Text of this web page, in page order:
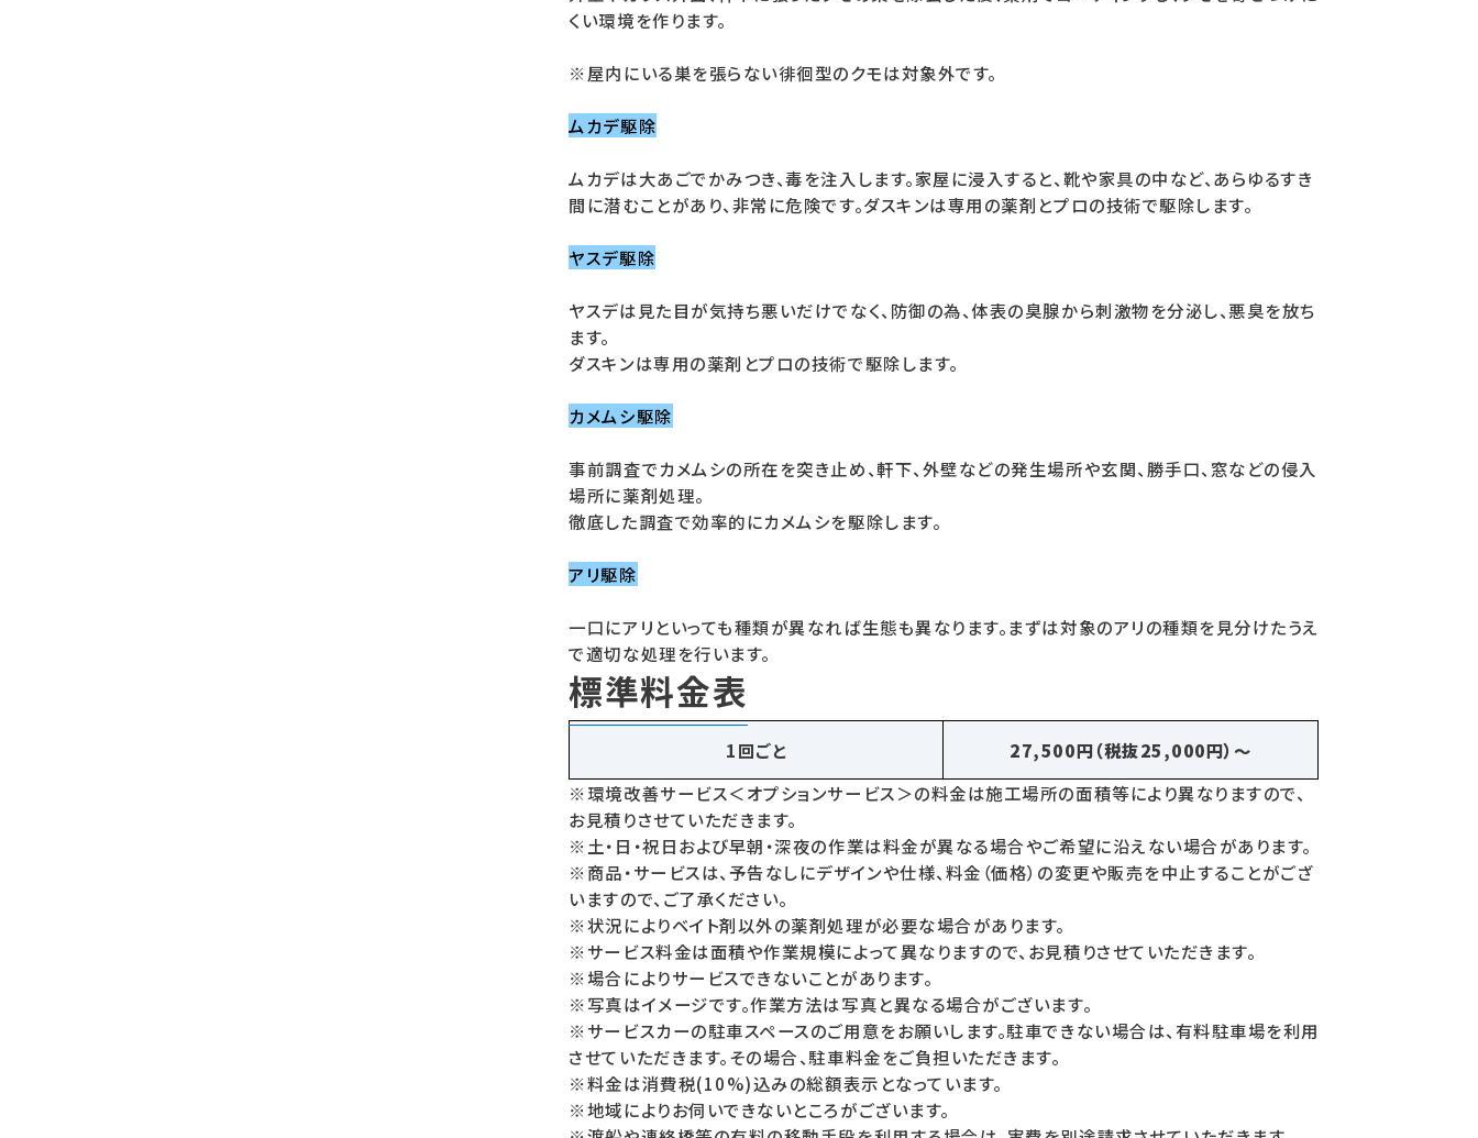
くい環境を作ります。
※屋内にいる巣を張らない徘徊型のクモは対象外です。
ムカデ駆除
ムカデは大あごでかみつき、毒を注入します。家屋に浸入すると、靴や家具の中など、あらゆるすき
間に潜むことがあり、非常に危険です。ダスキンは専用の薬剤とプロの技術で駆除します。
ヤスデ駆除
ヤスデは見た目が気持ち悪いだけでなく、防御の為、体表の臭腺から刺激物を分泌し、悪臭を放ち
ます。
ダスキンは専用の薬剤とプロの技術で駆除します。
カメムシ駆除
事前調査でカメムシの所在を突き止め、軒下、外壁などの発生場所や玄関、勝手口、窓などの侵入
場所に薬剤処理。
徹底した調査で効率的にカメムシを駆除します。
アリ駆除
一口にアリといっても種類が異なれば生態も異なります。まずは対象のアリの種類を見分けたうえ
で適切な処理を行います。
標準料金表
1回ごと
27,500円（税抜25,000円）〜
※環境改善サービス＜オプションサービス＞の料金は施工場所の面積等により異なりますので、
お見積りさせていただきます。
※土・日・祝日および早朝・深夜の作業は料金が異なる場合やご希望に沿えない場合があります。
※商品・サービスは、予告なしにデザインや仕様、料金（価格）の変更や販売を中止することがござ
いますので、ご了承ください。
※状況によりベイト剤以外の薬剤処理が必要な場合があります。
※サービス料金は面積や作業規模によって異なりますので、お見積りさせていただきます。
※場合によりサービスできないことがあります。
※写真はイメージです。作業方法は写真と異なる場合がございます。
※サービスカーの駐車スペースのご用意をお願いします。駐車できない場合は、有料駐車場を利用
させていただきます。その場合、駐車料金をご負担いただきます。
※料金は消費税(10%)込みの総額表示となっています。
※地域によりお伺いできないところがございます。